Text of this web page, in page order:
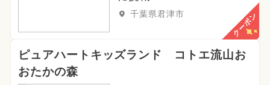
千葉県君津市 クーポン
ピュアハートキッズランド コトエ流山お
おたかの森